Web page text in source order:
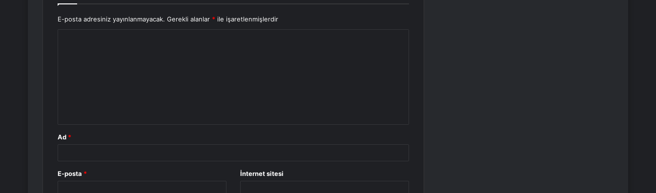
E-posta adresiniz yayınlanmayacak. Gerekli alanlar * ile işaretlenmişlerdir
Ad *
E-posta * İnternet sitesi